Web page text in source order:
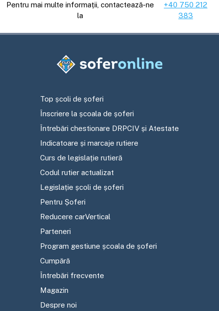
Pentru mai multe informații, contactează-ne
la
+40 750 212
383
Top școli de șoferi
Înscriere la școala de șoferi
Întrebări chestionare DRPCIV și Atestate
Indicatoare și marcaje rutiere
Curs de legislație rutieră
Codul rutier actualizat
Legislație școli de șoferi
Pentru Șoferi
Reducere carVertical
Parteneri
Program gestiune școala de șoferi
Cumpără
Întrebări frecvente
Magazin
Despre noi